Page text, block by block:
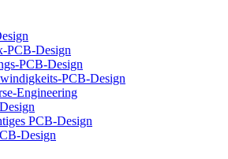
PCB-Design
PCB-Design
PCB-Design
Engineering
PCB-Design
Design